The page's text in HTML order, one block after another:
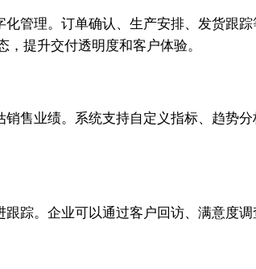
管理。订单确认、生产安排、发货跟
提升交付透明度和客户体验。
售业绩。系统支持自定义指标、趋势
踪。企业可以通过客户回访、满意度